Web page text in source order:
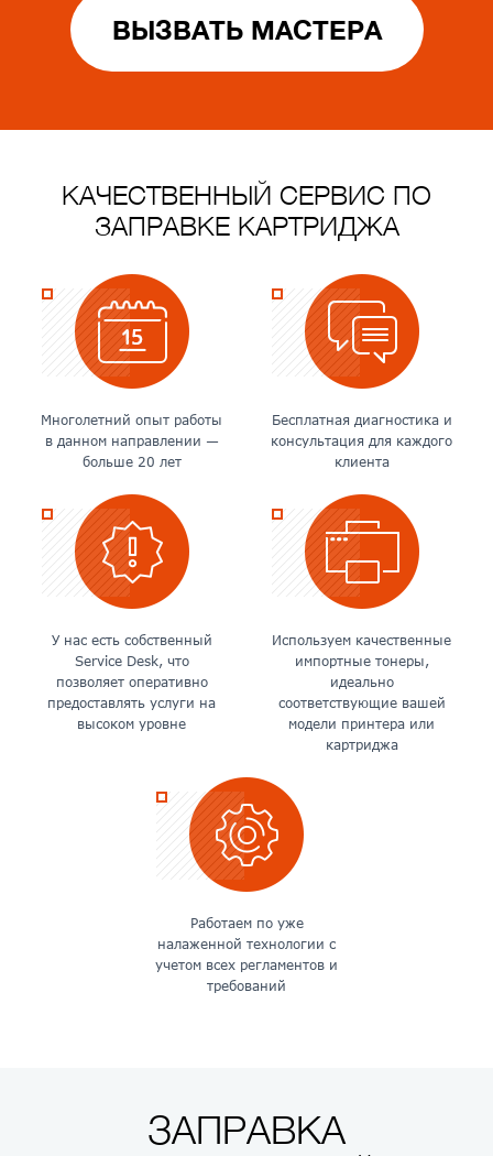
ВЫЗВАТЬ МАСТЕРА
КАЧЕСТВЕННЫЙ СЕРВИС ПО
ЗАПРАВКЕ КАРТРИДЖА
Многолетний опыт работы
в данном направлении —
больше 20 лет
Бесплатная диагностика и
консультация для каждого
клиента
У нас есть собственный
Service Desk, что
позволяет оперативно
предоставлять услуги на
высоком уровне
Используем качественные
импортные тонеры,
идеально
соответствующие вашей
модели принтера или
картриджа
Работаем по уже
налаженной технологии с
учетом всех регламентов и
требований
ЗАПРАВКА